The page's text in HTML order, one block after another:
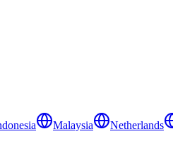
Malaysia Netherlands